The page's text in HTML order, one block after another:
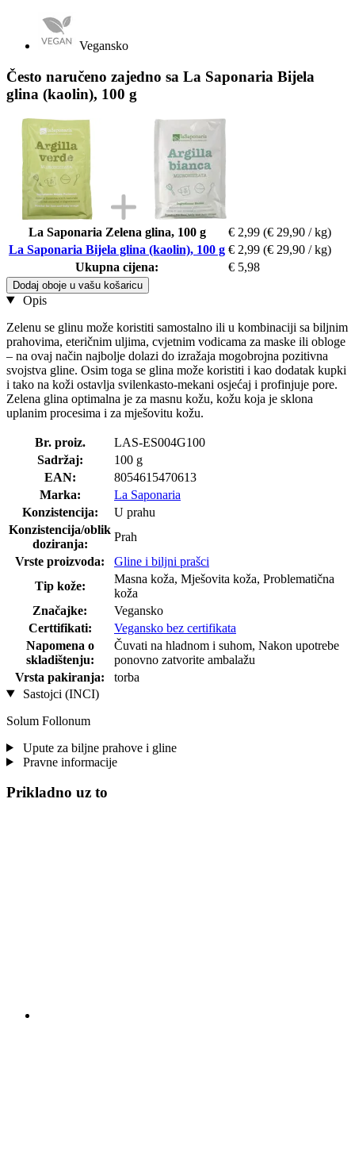
Vegansko
Često naručeno zajedno sa La Saponaria Bijela
glina (kaolin), 100 g
La Saponaria Zelena glina, 100 g € 2,99 (€ 29,90 / kg)
La Saponaria Bijela glina (kaolin), 100 g € 2,99 (€ 29,90 / kg)
Ukupna cijena:
€ 5,98
Dodaj oboje u vašu košaricu
Opis
Zelenu se glinu može koristiti samostalno ili u kombinaciji sa biljnim
prahovima, eteričnim uljima, cvjetnim vodicama za maske ili obloge
– na ovaj način najbolje dolazi do izražaja mogobrojna pozitivna
svojstva gline. Osim toga se glina može koristiti i kao dodatak kupki
i tako na koži ostavlja svilenkasto-mekani osjećaj i profinjuje pore.
Zelena glina optimalna je za masnu kožu, kožu koja je sklona
uplanim procesima i za mješovitu kožu.
Br. proiz.
LAS-ES004G100
Sadržaj:
100 g
EAN:
8054615470613
Marka:
La Saponaria
Konzistencija:
U prahu
Konzistencija/oblik
doziranja:
Prah
Vrste proizvoda:
Gline i biljni prašci
Tip kože:
Masna koža, Mješovita koža, Problematična
koža
Značajke:
Vegansko
Certtifikati:
Vegansko bez certifikata
Napomena o
skladištenju:
Čuvati na hladnom i suhom, Nakon upotrebe
ponovno zatvorite ambalažu
Vrsta pakiranja:
torba
Sastojci (INCI)
Solum Follonum
Upute za biljne prahove i gline
Pravne informacije
Prikladno uz to